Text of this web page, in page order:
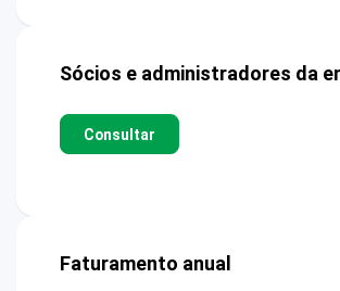
Sócios e administradores da
Consultar
Faturamento anual